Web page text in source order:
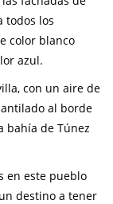
todos los
color blanco
azul.
con un aire de
al borde
bahía de Túnez
en este pueblo
destino a tener